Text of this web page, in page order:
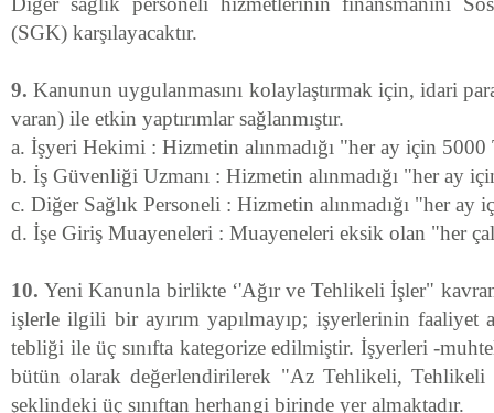
(SGK) karşılayacaktır.
9. Kanunun uygulanmasını kolaylaştırmak için, idari
varan) ile etkin yaptırımlar sağlanmıştır.
a. İşyeri Hekimi : Hizmetin alınmadığı "her ay için
b. İş Güvenliği Uzmanı : Hizmetin alınmadığı "her ay
c. Diğer Sağlık Personeli : Hizmetin alınmadığı "her ay
d. İşe Giriş Muayeneleri : Muayeneleri eksik olan "her
10.Yeni Kanunla birlikte ‘'Ağır ve Tehlikeli İşler"
işlerle ilgili bir ayırım yapılmayıp; işyerlerinin faaliyet
tebliği ile üç sınıfta kategorize edilmiştir. İşyerleri -
bütün olarak değerlendirilerek "Az Tehlikeli,
şeklindeki üç sınıftan herhangi birinde yer almaktadır.